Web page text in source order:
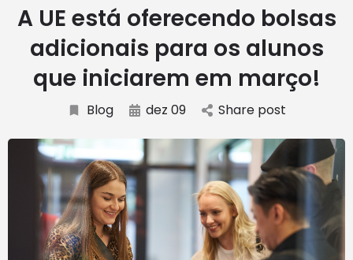
A UE está oferecendo bolsas
adicionais para os alunos
que iniciarem em março!
Blog dez 09 Share post